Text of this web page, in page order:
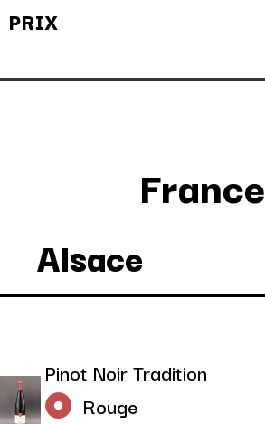
PRIX
France
Alsace
Pinot Noir Tradition
Rouge